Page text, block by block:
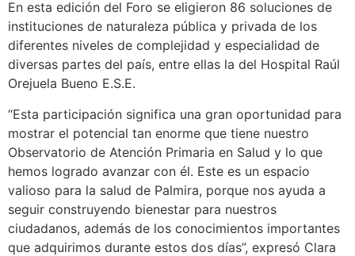
En esta edición del Foro se eligieron 86 soluciones de
instituciones de naturaleza pública y privada de los
diferentes niveles de complejidad y especialidad de
diversas partes del país, entre ellas la del Hospital Raúl
Orejuela Bueno E.S.E.
“Esta participación significa una gran oportunidad para
mostrar el potencial tan enorme que tiene nuestro
Observatorio de Atención Primaria en Salud y lo que
hemos logrado avanzar con él. Este es un espacio
valioso para la salud de Palmira, porque nos ayuda a
seguir construyendo bienestar para nuestros
ciudadanos, además de los conocimientos importantes
que adquirimos durante estos dos días”, expresó Clara